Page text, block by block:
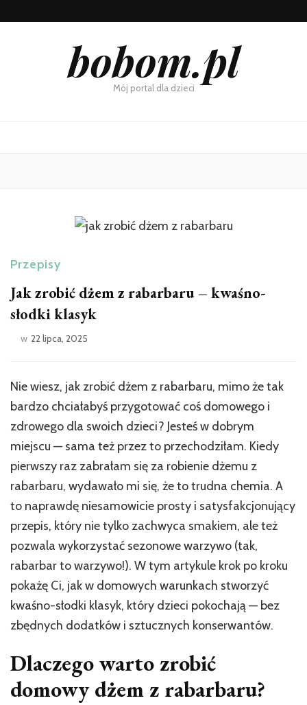
bobom.pl
Mój portal dla dzieci
Przepisy
Jak zrobić dżem z rabarbaru – kwaśno-
słodki klasyk
w 22 lipca, 2025
Nie wiesz, jak zrobić dżem z rabarbaru, mimo że tak
bardzo chciałabyś przygotować coś domowego i
zdrowego dla swoich dzieci? Jesteś w dobrym
miejscu — sama też przez to przechodziłam. Kiedy
pierwszy raz zabrałam się za robienie dżemu z
rabarbaru, wydawało mi się, że to trudna chemia. A
to naprawdę niesamowicie prosty i satysfakcjonujący
przepis, który nie tylko zachwyca smakiem, ale też
pozwala wykorzystać sezonowe warzywo (tak,
rabarbar to warzywo!). W tym artykule krok po kroku
pokażę Ci, jak w domowych warunkach stworzyć
kwaśno-słodki klasyk, który dzieci pokochają — bez
zbędnych dodatków i sztucznych konserwantów.
Dlaczego warto zrobić
domowy dżem z rabarbaru?